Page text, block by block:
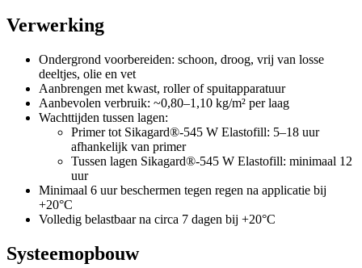
Verwerking
Ondergrond voorbereiden: schoon, droog, vrij van losse
deeltjes, olie en vet
Aanbrengen met kwast, roller of spuitapparatuur
Aanbevolen verbruik: ~0,80–1,10 kg/m² per laag
Wachttijden tussen lagen:
Primer tot Sikagard®-545 W Elastofill: 5–18 uur
afhankelijk van primer
Tussen lagen Sikagard®-545 W Elastofill: minimaal 12
uur
Minimaal 6 uur beschermen tegen regen na applicatie bij
+20°C
Volledig belastbaar na circa 7 dagen bij +20°C
Systeemopbouw